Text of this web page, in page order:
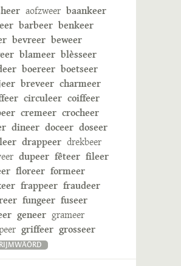
aofzweer baankeer
barbeer benkeer
bevreer beweer
blameer blèsseer
boereer boetseer
breveer charmeer
circuleer coiffeer
cremeer crocheer
dineer doceer doseer
drappeer drekbeer
dupeer fêteer fileer
floreer formeer
frappeer fraudeer
fungeer fuseer
geneer grameer
griffeer grosseer